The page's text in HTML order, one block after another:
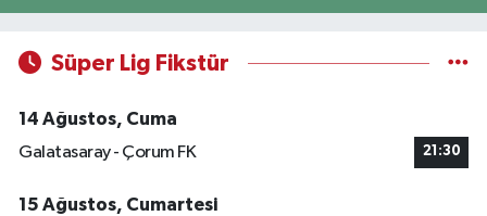
Süper Lig Fikstür
14 Ağustos, Cuma
Galatasaray - Çorum FK
21:30
15 Ağustos, Cumartesi